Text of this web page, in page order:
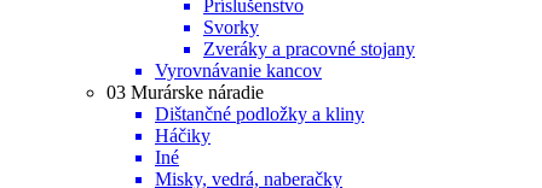
Príslušenstvo
Svorky
Zveráky a pracovné stojany
Vyrovnávanie kancov
03 Murárske náradie
Dištančné podložky a kliny
Háčiky
Iné
Misky, vedrá, naberačky